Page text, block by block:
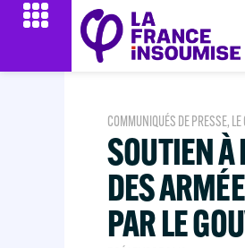
COMMUNIQUÉS DE PRESSE,
SOUTIEN
DES
PAR LE